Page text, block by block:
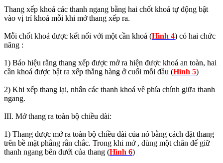
Thang xếp khoá các thanh ngang bằng hai chốt khoá tự động bật
vào vị trí khoá mỗi khi mở thang xếp ra.
Mỗi chốt khoá được kết nối với một cần khoá (Hình 4) có hai chức
năng :
1) Báo hiệu rằng thang xếp được mở ra hiện được khoá an toàn, hai
cần khoá được bật ra xếp thẳng hàng ở cuối mỗi đầu (Hình 5)
2) Khi xếp thang lại, nhấn các thanh khoá về phía chính giữa thanh
ngang.
III. Mở thang ra toàn bộ chiều dài:
1) Thang được mở ra toàn bộ chiều dài của nó bằng cách đặt thang
trên bề mặt phẳng rắn chắc. Trong khi mở , dùng một chân để giữ
thanh ngang bên dưới của thang (Hình 6)